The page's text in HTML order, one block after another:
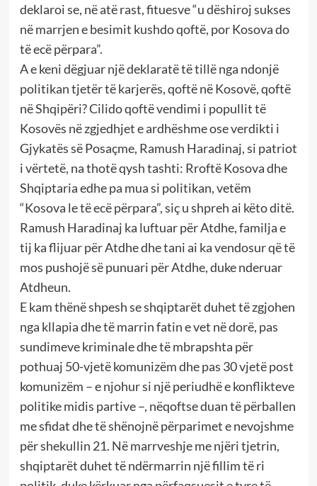
deklaroi se, në atë rast, fituesve “u dëshiroj sukses
në marrjen e besimit kushdo qoftë, por Kosova do
të ecë përpara”.
A e keni dëgjuar një deklaratë të tillë nga ndonjë
politikan tjetër të karjerës, qoftë në Kosovë, qoftë
në Shqipëri? Cilido qoftë vendimi i popullit të
Kosovës në zgjedhjet e ardhëshme ose verdikti i
Gjykatës së Posaçme, Ramush Haradinaj, si patriot
i vërtetë, na thotë qysh tashti: Rroftë Kosova dhe
Shqiptaria edhe pa mua si politikan, vetëm
“Kosova le të ecë përpara”, siç u shpreh ai këto ditë.
Ramush Haradinaj ka luftuar për Atdhe, familja e
tij ka flijuar për Atdhe dhe tani ai ka vendosur që të
mos pushojë së punuari për Atdhe, duke nderuar
Atdheun.
E kam thënë shpesh se shqiptarët duhet të zgjohen
nga kllapia dhe të marrin fatin e vet në dorë, pas
sundimeve kriminale dhe të mbrapshta për
pothuaj 50-vjetë komunizëm dhe pas 30 vjetë post
komunizëm – e njohur si një periudhë e konflikteve
politike midis partive –, nëqoftse duan të përballen
me sfidat dhe të shënojnë përparimet e nevojshme
për shekullin 21. Në marrveshje me njëri tjetrin,
shqiptarët duhet të ndërmarrin një fillim të ri